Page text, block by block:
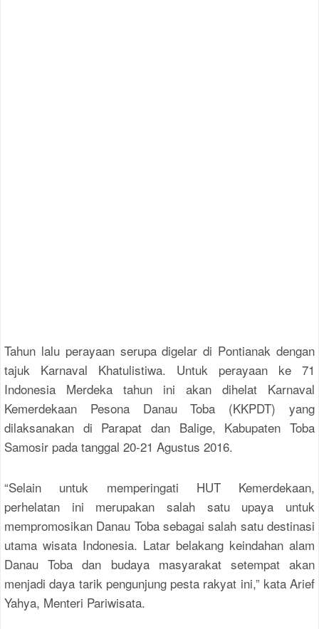
Tahun lalu perayaan serupa digelar di Pontianak dengan
tajuk Karnaval Khatulistiwa. Untuk perayaan ke 71
Indonesia Merdeka tahun ini akan dihelat Karnaval
Kemerdekaan Pesona Danau Toba (KKPDT) yang
dilaksanakan di Parapat dan Balige, Kabupaten Toba
Samosir pada tanggal 20-21 Agustus 2016.
“Selain untuk memperingati HUT Kemerdekaan,
perhelatan ini merupakan salah satu upaya untuk
mempromosikan Danau Toba sebagai salah satu destinasi
utama wisata Indonesia. Latar belakang keindahan alam
Danau Toba dan budaya masyarakat setempat akan
menjadi daya tarik pengunjung pesta rakyat ini,” kata Arief
Yahya, Menteri Pariwisata.